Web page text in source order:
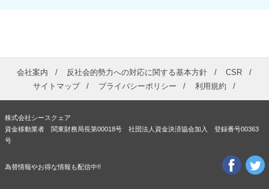
会社案内 反社会的勢力への対応に関する基本方針
CSR
サイトマップ
プライバシーポリシー 利用規約
株式会社シースクェア
資金移動業者 関東財務局長第00018号 社団法人資金決済協会加入 登録番号00363
号
為替情報やお得な情報も配信中!!